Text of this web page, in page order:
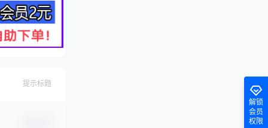
提示标题
解锁
会员
权限